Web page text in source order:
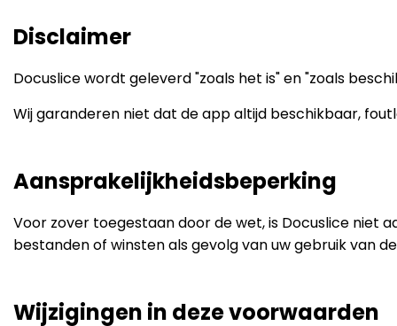
Disclaimer
Docuslice wordt geleverd "zoals het is" en "zoals
Wij garanderen niet dat de app altijd beschikbaar,
Aansprakelijkheidsbeperking
Voor zover toegestaan door de wet, is Docuslice niet
bestanden of winsten als gevolg van uw gebruik van
Wijzigingen in deze voorwaarden